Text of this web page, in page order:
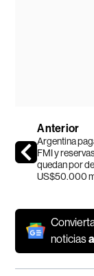
Anterior
Argentina
FMI y
quedan por
US$50.000
noticias